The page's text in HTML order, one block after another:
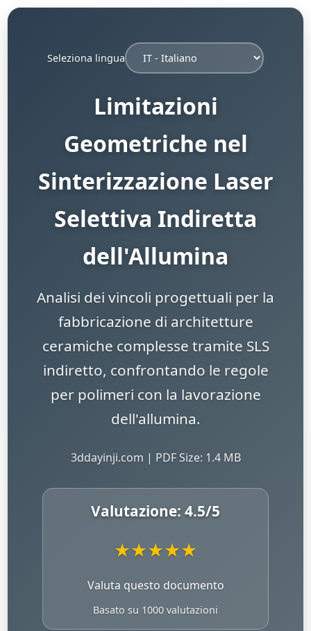
Seleziona lingua
Limitazioni
Geometriche nel
Sinterizzazione Laser
Selettiva Indiretta
dell'Allumina
Analisi dei vincoli progettuali per la
fabbricazione di architetture
ceramiche complesse tramite SLS
indiretto, confrontando le regole
per polimeri con la lavorazione
dell'allumina.
3ddayinji.com | PDF Size: 1.4 MB
Valutazione: 4.5/5
★★★★★
Valuta questo documento
Basato su 1000 valutazioni